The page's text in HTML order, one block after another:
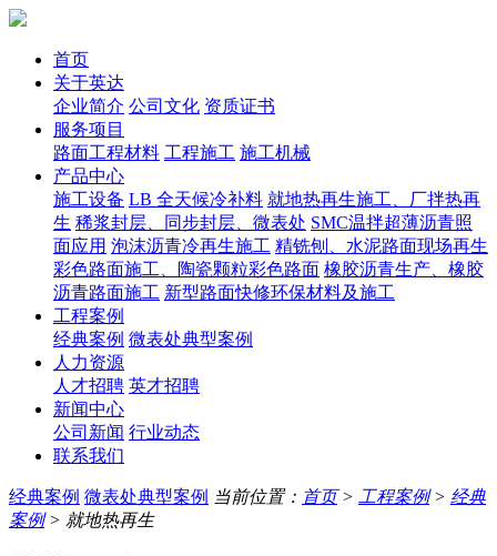
首页
关于英达
企业简介 公司文化 资质证书
服务项目
路面工程材料 工程施工 施工机械
产品中心
施工设备 LB 全天候冷补料 就地热再生施工、厂拌热再
生 稀浆封层、同步封层、微表处 SMC温拌超薄沥青照
面应用 泡沫沥青冷再生施工 精铣刨、水泥路面现场再生
彩色路面施工、陶瓷颗粒彩色路面 橡胶沥青生产、橡胶
沥青路面施工 新型路面快修环保材料及施工
工程案例
经典案例 微表处典型案例
人力资源
人才招聘 英才招聘
新闻中心
公司新闻 行业动态
联系我们
经典案例 微表处典型案例 当前位置： 首页> 工程案例> 经典
案例> 就地热再生